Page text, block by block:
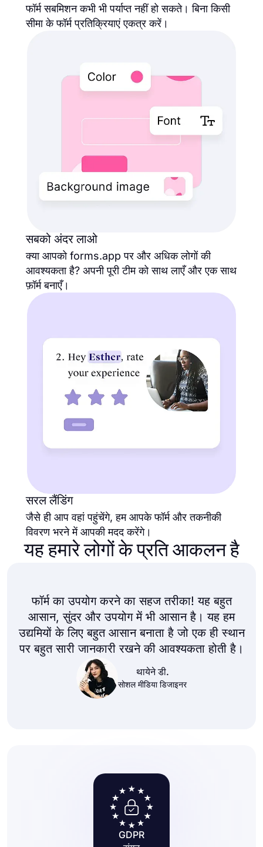
फॉर्म सबमिशन कभी भी पर्याप्त नहीं हो सकते। बिना किसी
सीमा के फॉर्म प्रतिक्रियाएं एकत्र करें।
सबको अंदर लाओ
क्या आपको forms.app पर और अधिक लोगों की
आवश्यकता है? अपनी पूरी टीम को साथ लाएँ और एक साथ
फ़ॉर्म बनाएँ।
सरल लैंडिंग
जैसे ही आप वहां पहुंचेंगे, हम आपके फॉर्म और तकनीकी
विवरण भरने में आपकी मदद करेंगे।
यह हमारे लोगों के प्रति आकलन है
फॉर्म का उपयोग करने का सहज तरीका! यह बहुत
आसान, सुंदर और उपयोग में भी आसान है। यह हम
उद्यमियों के लिए बहुत आसान बनाता है जो एक ही स्थान
पर बहुत सारी जानकारी रखने की आवश्यकता होती है।
थायेने डी.
सोशल मीडिया डिजाइनर
GDPR